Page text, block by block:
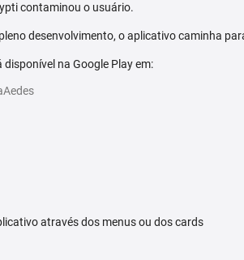
contaminou o usuário.
desenvolvimento, o aplicativo caminha
disponível na Google Play em:
através dos menus ou dos cards